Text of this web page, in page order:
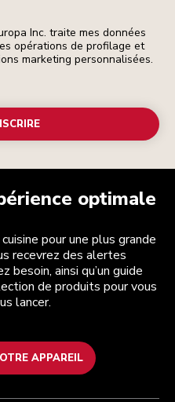
Inc. traite mes données
opérations de profilage et
marketing personnalisées.
optimale
pour une plus grande
recevrez des alertes
besoin, ainsi qu’un guide
de produits pour vous
lancer.
APPAREIL